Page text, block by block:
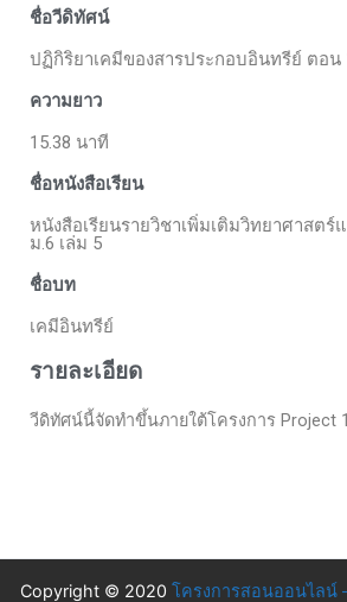
ชื่อวีดิทัศน์
ปฏิกิริยาเคมีของสารประกอบอินทรีย์ ตอน
ความยาว
15.38 นาที
ชื่อหนังสือเรียน
หนังสือเรียนรายวิชาเพิ่มเติมวิทยาศาสตร์
ม.6 เล่ม 5
ชื่อบท
เคมีอินทรีย์
รายละเอียด
วีดิทัศน์นี้จัดทำขึ้นภายใต้โครงการ Project
Copyright © 2020 โครงการสอนออนไลน์